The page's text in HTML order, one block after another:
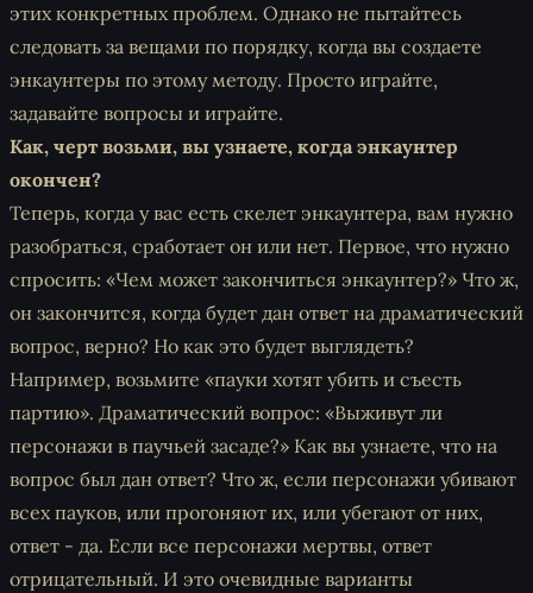
этих конкретных проблем. Однако не пытайтесь
следовать за вещами по порядку, когда вы создаете
энкаунтеры по этому методу. Просто играйте,
задавайте вопросы и играйте.
Как, черт возьми, вы узнаете, когда энкаунтер
окончен?
Теперь, когда у вас есть скелет энкаунтера, вам нужно
разобраться, сработает он или нет. Первое, что нужно
спросить: «Чем может закончиться энкаунтер?» Что ж,
он закончится, когда будет дан ответ на драматический
вопрос, верно? Но как это будет выглядеть?
Например, возьмите «пауки хотят убить и съесть
партию». Драматический вопрос: «Выживут ли
персонажи в паучьей засаде?» Как вы узнаете, что на
вопрос был дан ответ? Что ж, если персонажи убивают
всех пауков, или прогоняют их, или убегают от них,
ответ - да. Если все персонажи мертвы, ответ
отрицательный. И это очевидные варианты